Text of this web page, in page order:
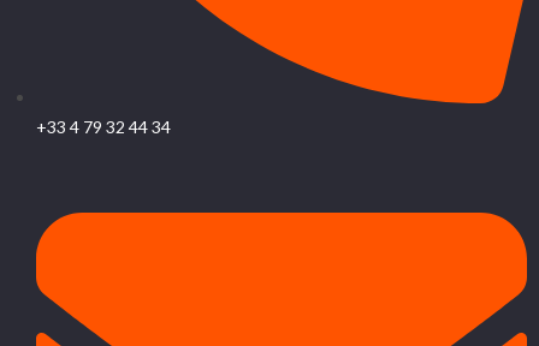
+33 4 79 32 44 34